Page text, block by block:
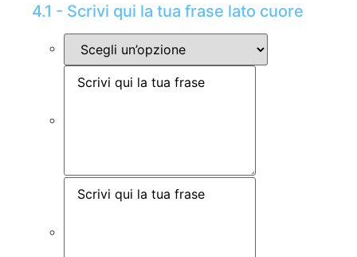
4.1 - Scrivi qui la tua frase lato cuore